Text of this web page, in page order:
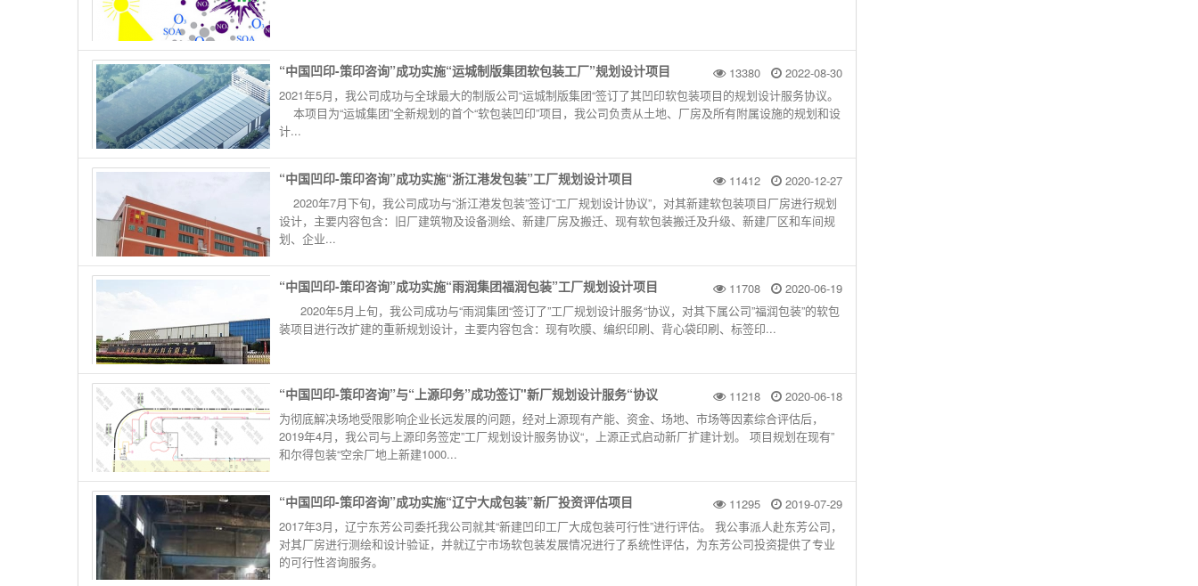
13380 2022-08-30
“中国凹印-策印咨询”成功实施“运城制版集团软包装工厂”规划设计项目
2021年5月，我公司成功与全球最大的制版公司“运城制版集团“签订了其凹印软包装项目的规划设计服务协议。
本项目为“运城集团”全新规划的首个“软包装凹印”项目，我公司负责从土地、厂房及所有附属设施的规划和设
计...
11412 2020-12-27
“中国凹印-策印咨询”成功实施“浙江港发包装”工厂规划设计项目
2020年7月下旬，我公司成功与“浙江港发包装”签订“工厂规划设计协议”，对其新建软包装项目厂房进行规划
设计，主要内容包含：旧厂建筑物及设备测绘、新建厂房及搬迁、现有软包装搬迁及升级、新建厂区和车间规
划、企业...
11708 2020-06-19
“中国凹印-策印咨询”成功实施“雨润集团福润包装”工厂规划设计项目
2020年5月上旬，我公司成功与“雨润集团“签订了”工厂规划设计服务“协议，对其下属公司”福润包装”的软包
装项目进行改扩建的重新规划设计，主要内容包含：现有吹膜、编织印刷、背心袋印刷、标签印...
11218 2020-06-18
“中国凹印-策印咨询”与“上源印务”成功签订"新厂规划设计服务“协议
为彻底解决场地受限影响企业长远发展的问题，经对上源现有产能、资金、场地、市场等因素综合评估后，
2019年4月，我公司与上源印务签定”工厂规划设计服务协议“，上源正式启动新厂扩建计划。 项目规划在现有”
和尔得包装“空余厂地上新建1000...
11295 2019-07-29
“中国凹印-策印咨询”成功实施“辽宁大成包装”新厂投资评估项目
2017年3月，辽宁东芳公司委托我公司就其“新建凹印工厂大成包装可行性”进行评估。 我公事派人赴东芳公司，
对其厂房进行测绘和设计验证，并就辽宁市场软包装发展情况进行了系统性评估，为东芳公司投资提供了专业
的可行性咨询服务。